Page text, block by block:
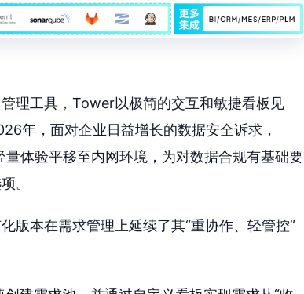
理工具，Tower以极简的交互和敏捷看板见
年，面对企业日益增长的数据安全诉求，
体验平移至内网环境，为对数据合规有基础要
。
版本在需求管理上延续了其“重协作、轻管控”